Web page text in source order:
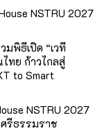
NSTRU 2027
พิธีเปิด “เวที
ทย ก้าวไกลสู่
to Smart
NSTRU 2027
รีธรรมราช